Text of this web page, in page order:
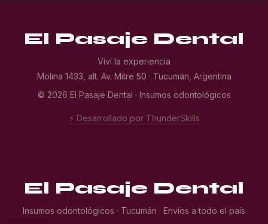
El Pasaje Dental
Viví la experiencia
Molina 1433, alt. Av. Mitre 50 · Tucumán, Argentina
© 2026 El Pasaje Dental · Insumos odontológicos
⚡ Desarrollado por ThunderSkills
El Pasaje Dental
Insumos odontológicos · Tucumán · Envíos a todo el país